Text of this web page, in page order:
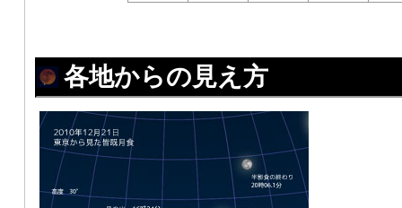
各地からの見え方